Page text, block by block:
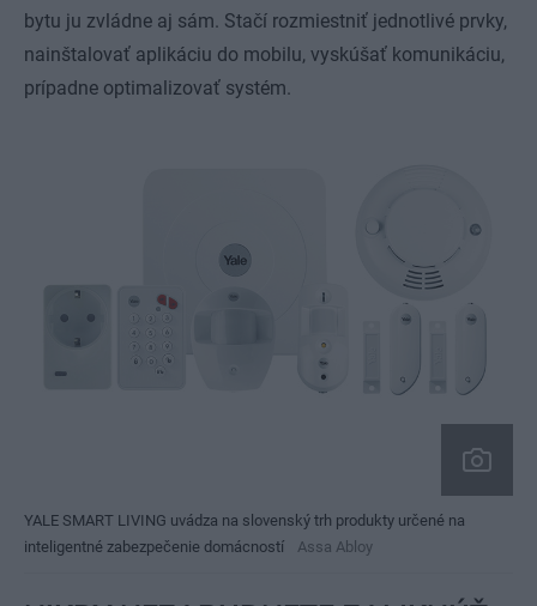
bytu ju zvládne aj sám. Stačí rozmiestniť jednotlivé prvky,
nainštalovať aplikáciu do mobilu, vyskúšať komunikáciu,
prípadne optimalizovať systém.
YALE SMART LIVING uvádza na slovenský trh produkty určené na
inteligentné zabezpečenie domácností
Assa Abloy